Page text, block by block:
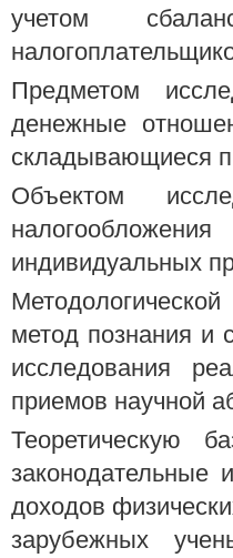
учетом
Предметом
денежные
складывающиеся
Объектом
индивидуальных
метод познания и
исследования
приемов научной
Теоретическую
законодательные
доходов
зарубежных